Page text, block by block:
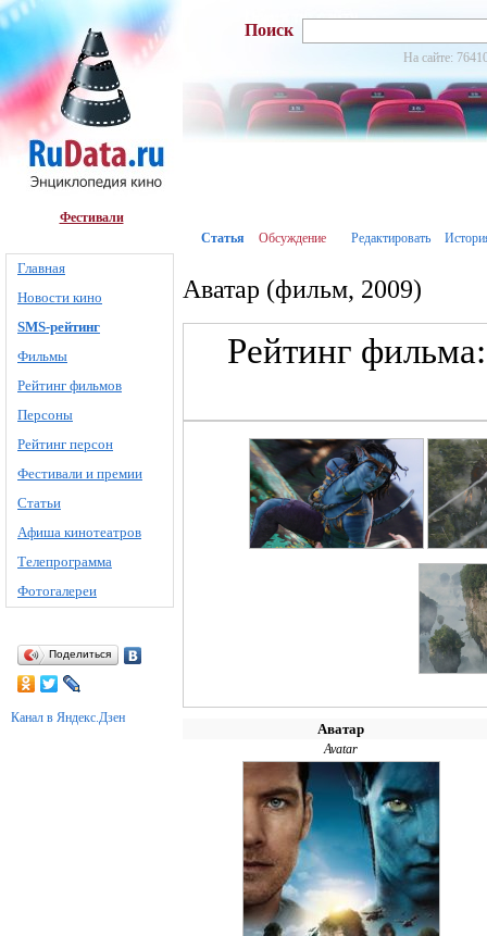
Фестивали
Главная
Новости кино
SMS-рейтинг
Фильмы
Рейтинг фильмов
Персоны
Рейтинг персон
Фестивали и премии
Статьи
Афиша кинотеатров
Телепрограмма
Фотогалереи
Поделиться
Канал в Яндекс.Дзен
Поиск
На сайте:
Статья Обсуждение Редактировать
Аватар (фильм, 2009)
Рейтинг фильма:
Аватар
Avatar